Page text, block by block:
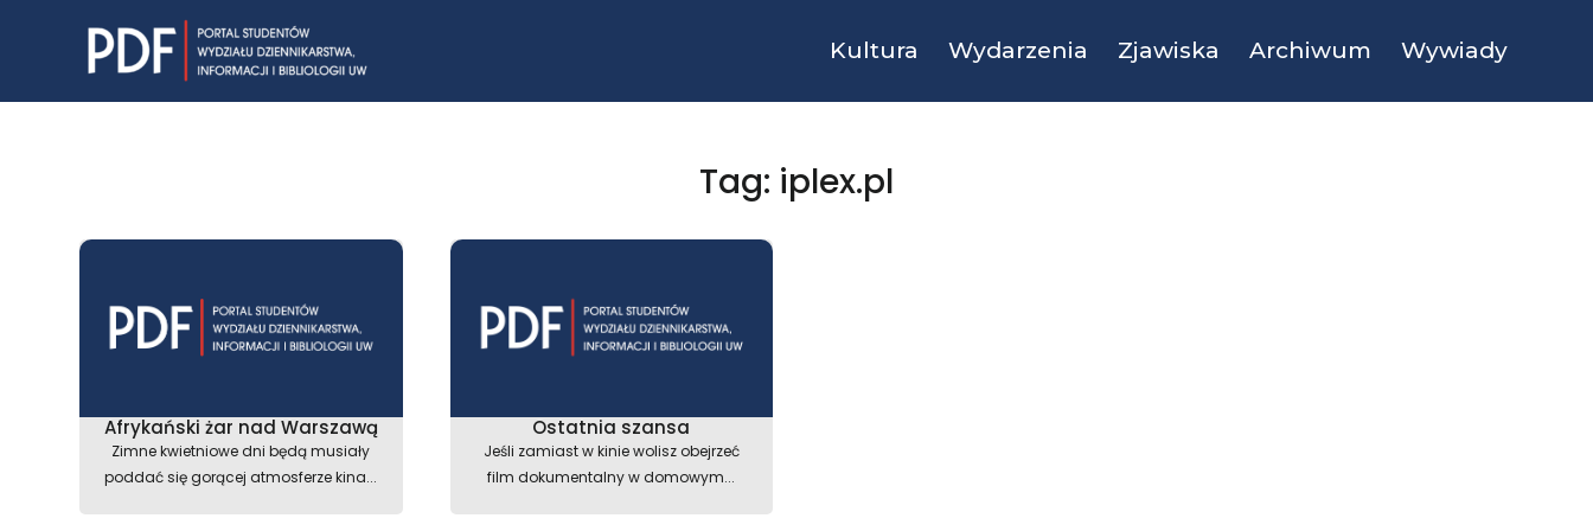
Kultura Wydarzenia Zjawiska Archiwum Wywiady
Tag: iplex.pl
Afrykański żar nad Warszawą
Zimne kwietniowe dni będą musiały
poddać się gorącej atmosferze kina...
Ostatnia szansa
Jeśli zamiast w kinie wolisz obejrzeć
film dokumentalny w domowym...